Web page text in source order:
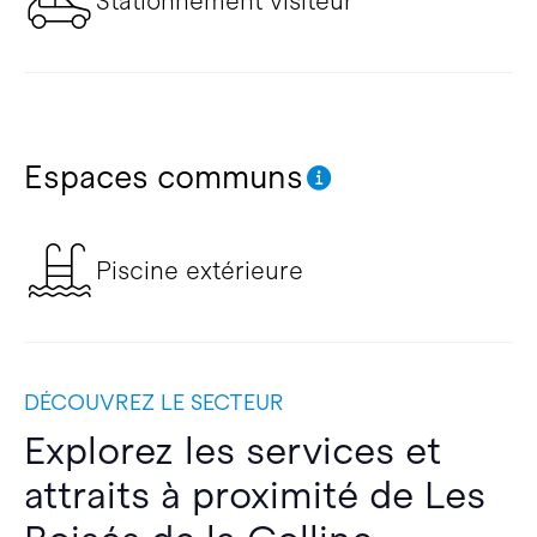
Espaces communs
Piscine extérieure
DÉCOUVREZ LE SECTEUR
Explorez les services et
attraits à proximité de Les